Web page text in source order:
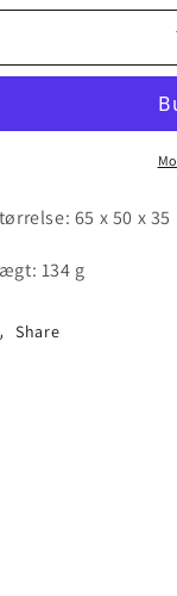
for
m/
quartz
dolomite
for
m/
quartz
65 x 50 x 35
134 g
Share